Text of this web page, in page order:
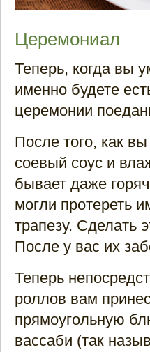
Церемониал
Теперь, когда вы
именно будете
церемонии
После того, как
соевый соус и
бывает даже
могли протереть
трапезу. Сделать
После у вас их
Теперь
роллов вам
прямоугольную
вассаби (так